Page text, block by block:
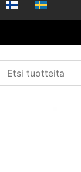
Etusivu Koneet ja